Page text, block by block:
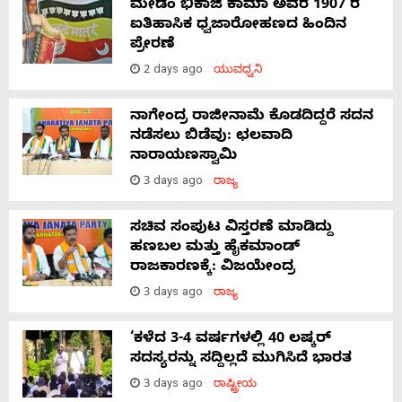
ಮೇಡಂ ಭಿಕಾಜಿ ಕಾಮಾ ಅವರ 1907 ರ
ಐತಿಹಾಸಿಕ ಧ್ವಜಾರೋಹಣದ ಹಿಂದಿನ
ಪ್ರೇರಣೆ
2 days ago ಯುವಧ್ವನಿ
ನಾಗೇಂದ್ರ ರಾಜೀನಾಮೆ ಕೊಡದಿದ್ದರೆ ಸದನ
ನಡೆಸಲು ಬಿಡೆವು: ಛಲವಾದಿ
ನಾರಾಯಣಸ್ವಾಮಿ
3 days ago ರಾಜ್ಯ
ಸಚಿವ ಸಂಪುಟ ವಿಸ್ತರಣೆ ಮಾಡಿದ್ದು
ಹಣಬಲ ಮತ್ತು ಹೈಕಮಾಂಡ್
ರಾಜಕಾರಣಕ್ಕೆ: ವಿಜಯೇಂದ್ರ
3 days ago ರಾಜ್ಯ
‘ಕಳೆದ 3-4 ವರ್ಷಗಳಲ್ಲಿ 40 ಲಷ್ಕರ್
ಸದಸ್ಯರನ್ನು ಸದ್ದಿಲ್ಲದೆ ಮುಗಿಸಿದೆ ಭಾರತ
3 days ago ರಾಷ್ಟ್ರೀಯ